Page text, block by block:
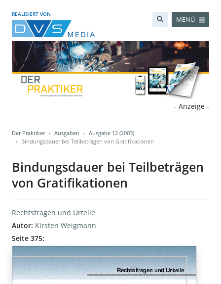
REALISIERT VON
MENÜ
- Anzeige -
Der Praktiker Ausgaben
Ausgabe 12 (2003)
Bindungsdauer bei Teilbeträgen von Gratifikationen
Bindungsdauer bei Teilbeträgen
von Gratifikationen
Rechtsfragen und Urteile
Autor: Kirsten Weigmann
Seite 375: